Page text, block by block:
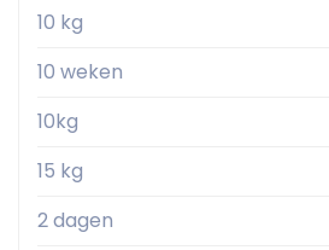
10 kg
10 weken
10kg
15 kg
2 dagen